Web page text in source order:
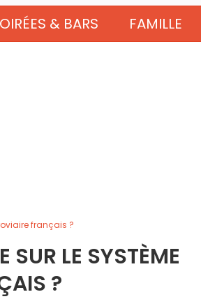
& BARS FAMILLE
français ?
SUR LE SYSTÈME
?